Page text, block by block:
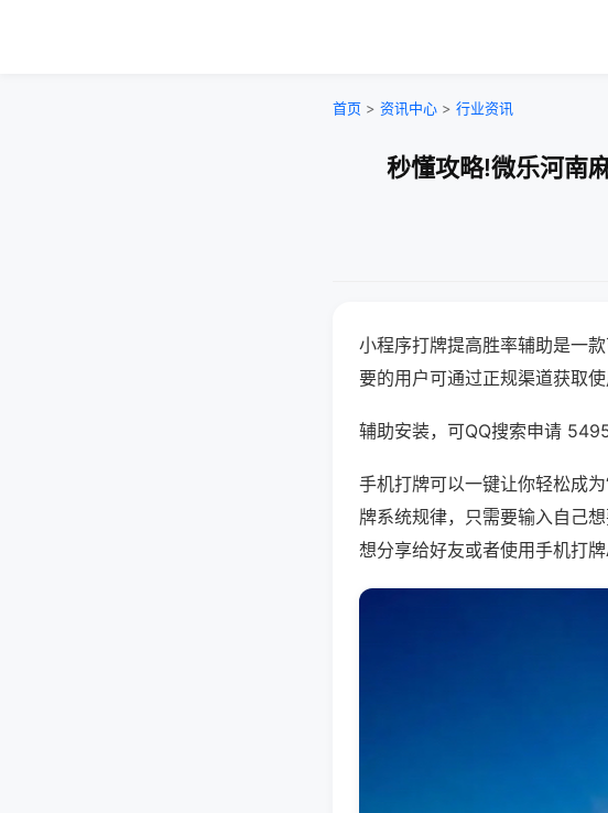
首页 > 资讯中心 > 行业资讯
秒懂攻略!微乐河南
小程序打牌提高胜率辅助是一
要的用户可通过正规渠道获取使
辅助安装，可QQ搜索申请
手机打牌可以一键让你轻松成
牌系统规律，只需要输入自己
想分享给好友或者使用手机打牌